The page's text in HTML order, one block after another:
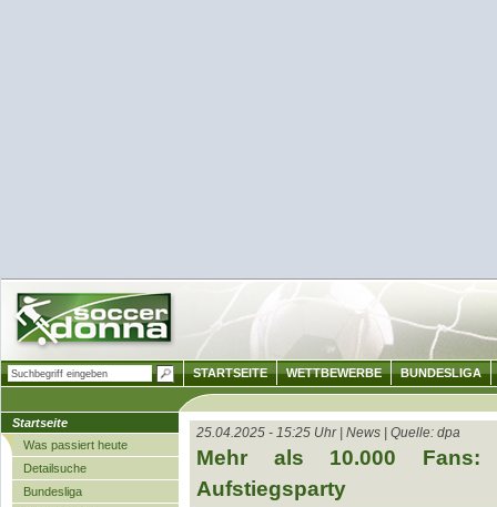
Startseite
Was passiert heute
Detailsuche
Bundesliga
25.04.2025 - 15:25 Uhr | News | Quelle: dpa
Mehr als 10.000
Aufstiegsparty
STARTSEITE WETTBEWERBE BUNDESLIGA